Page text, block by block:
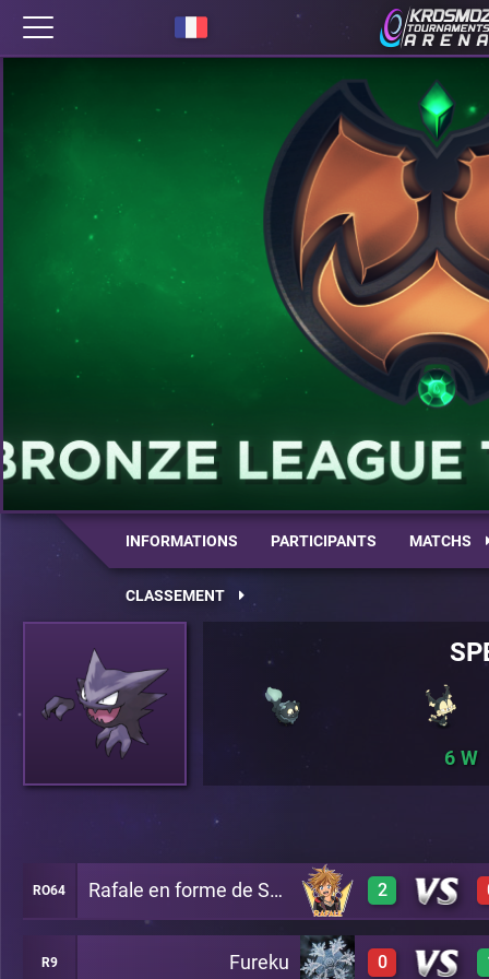
INFORMATIONS PARTICIPANTS MATCHS
CLASSEMENT
6
RO64 Rafale en forme de Sora 2
3 A22
R9 Fureku 0